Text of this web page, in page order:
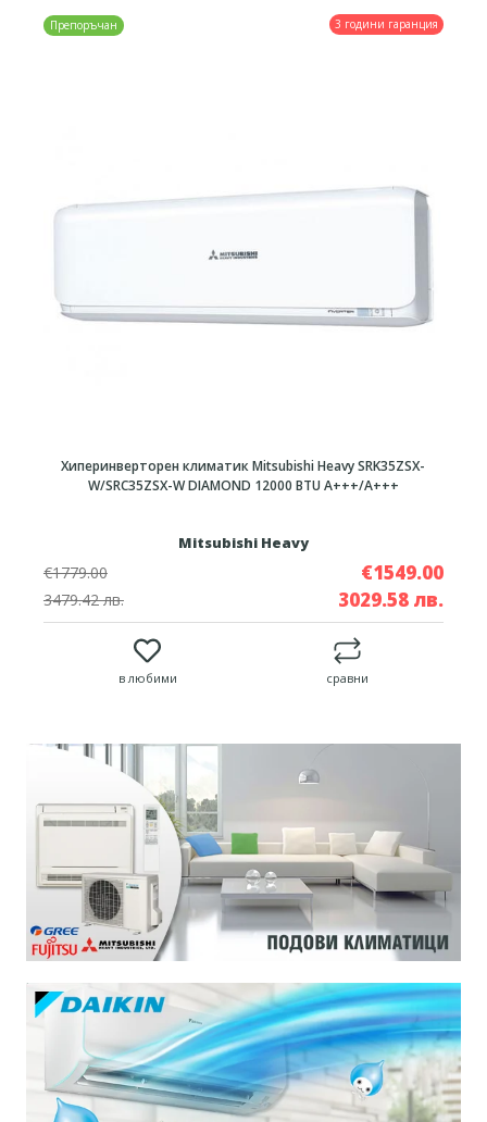
3 години гаранция
Препоръчан
Хиперинверторен климатик Mitsubishi Heavy SRK35ZSX-
W/SRC35ZSX-W DIAMOND 12000 BTU A+++/А+++
Mitsubishi Heavy
€1779.00 €1549.00
3479.42 лв. 3029.58 лв.
в любими сравни